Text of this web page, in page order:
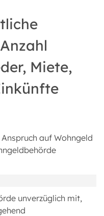
Miete,
auf Wohngeld
unverzüglich mit,